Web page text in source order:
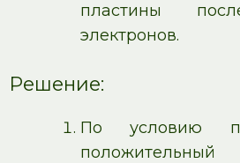
пластины
электронов.
Решение:
По условию